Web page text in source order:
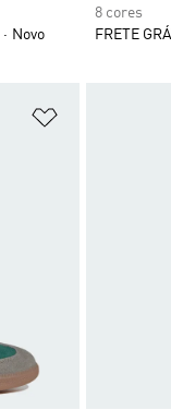
Novo
8 cores
FRETE
Adicionar à